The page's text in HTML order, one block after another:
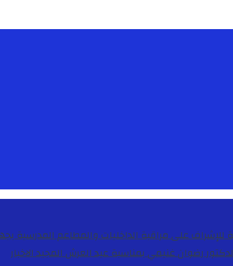
رضوان غنيمي بمناسبة عيد العرش المجيدالاخبار